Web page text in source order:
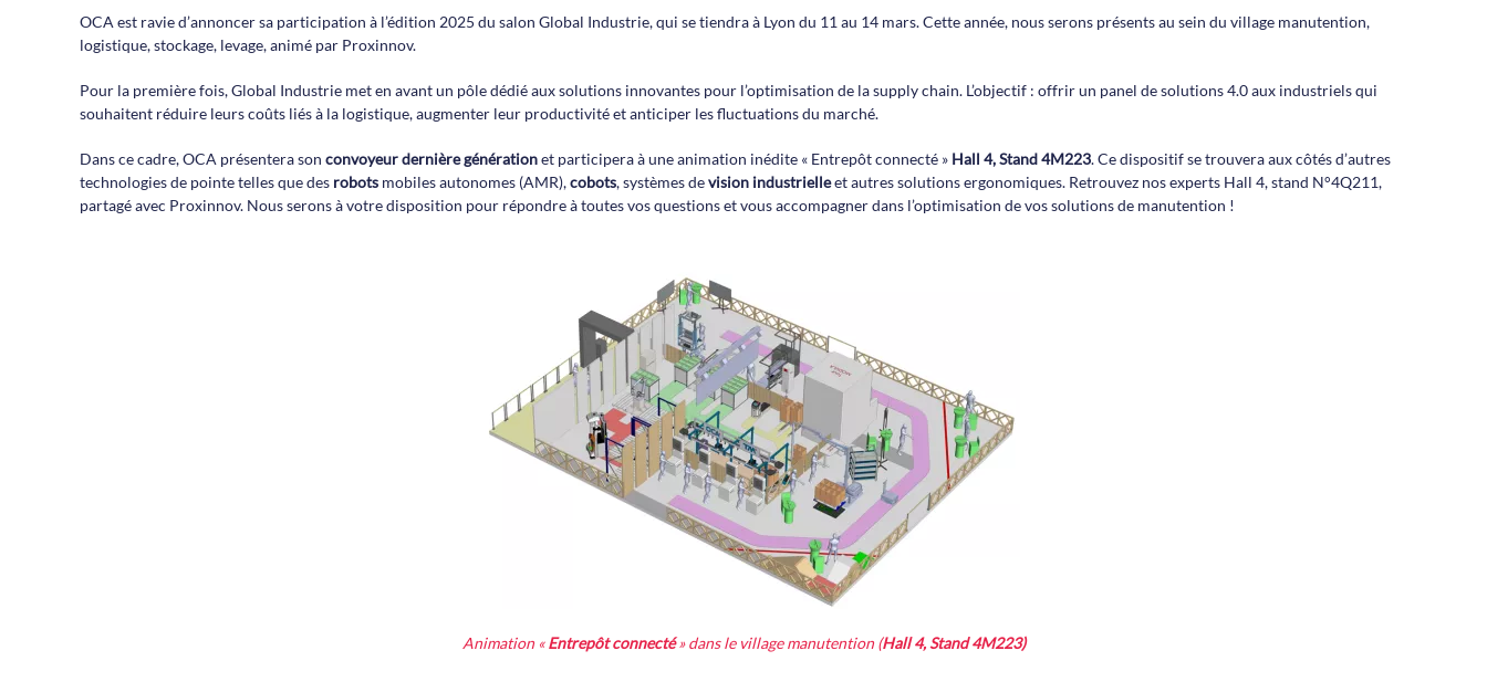
OCA est ravie d’annoncer sa participation à l’édition 2025 du salon Global Industrie, qui se tiendra à Lyon du 11 au 14 mars. Cette année, nous serons présents au sein du village manutention,
logistique, stockage, levage, animé par Proxinnov.
Pour la première fois, Global Industrie met en avant un pôle dédié aux solutions innovantes pour l’optimisation de la supply chain. L’objectif : offrir un panel de solutions 4.0 aux industriels qui
souhaitent réduire leurs coûts liés à la logistique, augmenter leur productivité et anticiper les fluctuations du marché.
Dans ce cadre, OCA présentera son convoyeur dernière générationet participera à une animation inédite « Entrepôt connecté » Hall 4, Stand 4M223. Ce dispositif se trouvera aux côtés d’autres
technologies de pointe telles que des robots mobiles autonomes (AMR),cobots, systèmes devision industrielleet autres solutions ergonomiques. Retrouvez nos experts Hall 4, stand N°4Q211,
partagé avec Proxinnov. Nous serons à votre disposition pour répondre à toutes vos questions et vous accompagner dans l’optimisation de vos solutions de manutention !
Animation «Entrepôt connecté» dans le village manutention (Hall 4, Stand 4M223)